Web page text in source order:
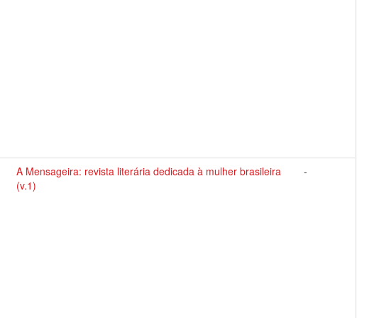
A Mensageira: revista literária dedicada à mulher brasileira
(v.1)
-